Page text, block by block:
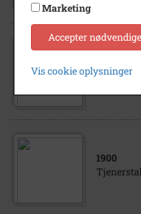
1910-
1900
Marketing
Accepter nødvendige
Vis cookie oplysninger